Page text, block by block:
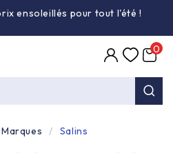
ensoleillés pour tout l'été!

0
Marques Salins